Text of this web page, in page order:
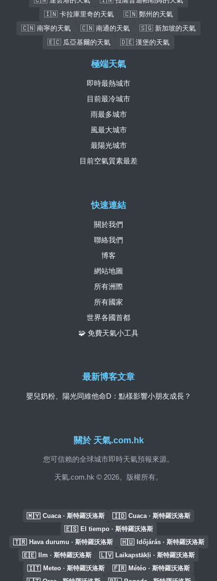
🇮🇳 卡拉庫里奇的天氣
🇨🇳 鄭州的天氣
🇨🇳 南寧的天氣
🇨🇳 南通的天氣
🇸🇬 新加坡的天氣
🇪🇨 瓜亞基爾的天氣
🇩🇪 漢堡的天氣
關於 天氣.com.hk
您可信賴的全球城市即時天氣預報來源。
天氣.com.hk © 2026。版權所有。
快速連結
關於我們
聯絡我們
博客
網站地圖
所有洲際
所有國家
世界各國首都
🧩 免費天氣小工具
極端天氣
即時最熱城市
目前最冷城市
雨最多城市
風最大城市
最陽光城市
目前空氣質素最差
最新博客文章
嬰兒奶粉、陽光同維他命D：點樣影響小朋友成長？
🇲🇾 Cuaca · 斯特羅沃洛斯 🇮🇩 Cuaca · 斯特羅沃洛斯
🇪🇸 El tiempo · 斯特羅沃洛斯
🇹🇷 Hava durumu · 斯特羅沃洛斯 🇭🇺 Időjárás · 斯特羅沃洛斯
🇪🇪 Ilm · 斯特羅沃洛斯 🇱🇻 Laikapstākļi · 斯特羅沃洛斯
🇮🇹 Meteo · 斯特羅沃洛斯 🇫🇷 Météo · 斯特羅沃洛斯